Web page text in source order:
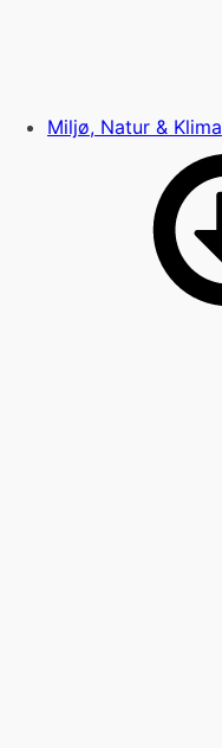
Miljø, Natur & Klima